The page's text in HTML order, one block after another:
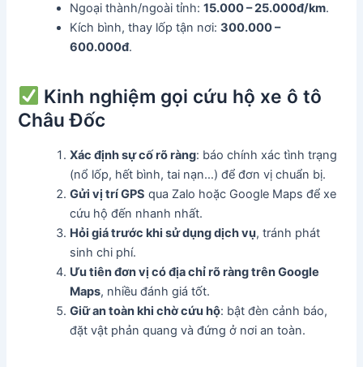
Ngoại thành/ngoài tỉnh:15.000 – 25.000đ/km.
Kích bình, thay lốp tận nơi:300.000 –
600.000đ.
Kinh nghiệm gọi cứu hộ xe ô tô
Châu Đốc
Xác định sự cố rõ ràng: báo chính xác tình trạng
(nổ lốp, hết bình, tai nạn…) để đơn vị chuẩn bị.
Gửi vị trí GPS qua Zalo hoặc Google Maps để xe
cứu hộ đến nhanh nhất.
Hỏi giá trước khi sử dụng dịch vụ, tránh phát
sinh chi phí.
Ưu tiên đơn vị có địa chỉ rõ ràng trên Google
Maps, nhiều đánh giá tốt.
Giữ an toàn khi chờ cứu hộ: bật đèn cảnh báo,
đặt vật phản quang và đứng ở nơi an toàn.